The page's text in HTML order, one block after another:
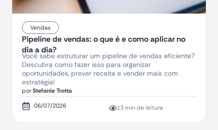
Vendas
Pipeline de vendas: o que é e como aplicar no
dia a dia?
Você sabe estruturar um pipeline de vendas eficiente?
Descubra como fazer isso para organizar
oportunidades, prever receita e vender mais com
estratégia!
porStefanie Trotta
06/07/2026
13 min de leitura